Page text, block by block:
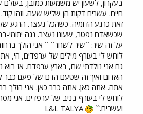
בעקרון, לשעון יש משמעות כמובן, בעולם
חיים. עשרים דקות הן שליש שעה. וזהו
זאת כרגע הדומיה. כשהכל נעצר. הרגע
שכשאדם נפטר, שעונו נעצר. נגה יתומי-
על זה שיר: ``שיר לשחר`` `` אני הולך
לוחש לי בעורף מילים של ערפדים, הי,
גם אני נולדתי שם, בארץ ערפדם. אז בוא
האדום ואיך זה שטעם הדם של פעם כבר
אתה. אתה כאן. אתה כבר כאן. אני הולך
לוחש לי בעורף בניב של ערפדים. אני
ועשרים.``
L&L TALYA